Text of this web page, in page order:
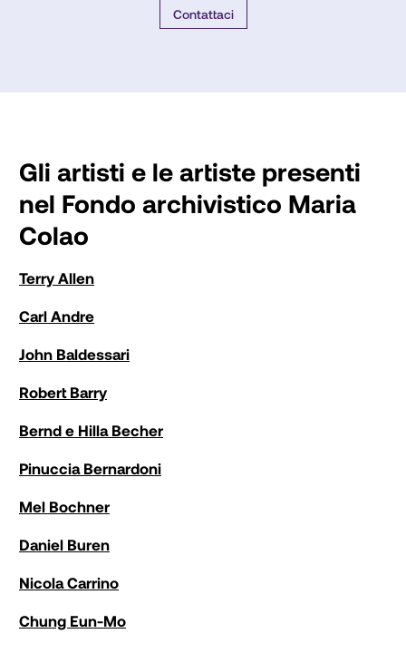
Contattaci
Gli artisti e le artiste presenti
nel Fondo archivistico Maria
Colao
Terry Allen
Carl Andre
John Baldessari
Robert Barry
Bernd e Hilla Becher
Pinuccia Bernardoni
Mel Bochner
Daniel Buren
Nicola Carrino
Chung Eun-Mo